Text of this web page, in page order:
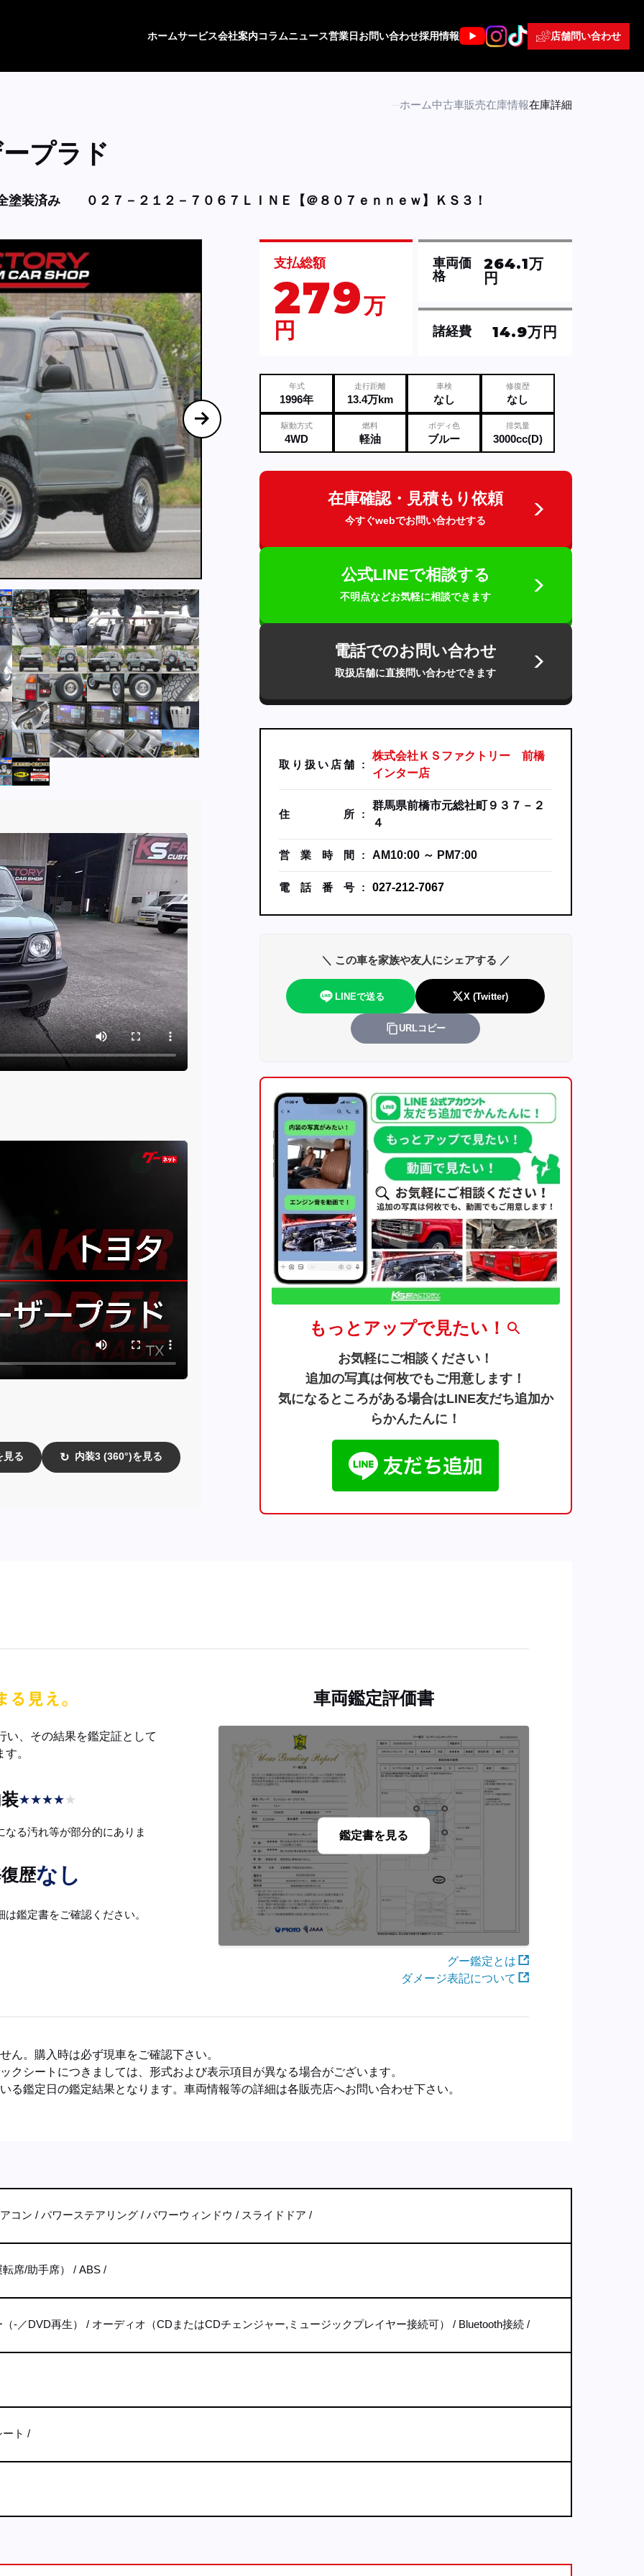
ホームサービス会社案内コラムニュース営業日 お問い合わせ採用情報 店舗問い合わせ
ホーム中古車販売在庫情報在庫詳細
プラド
塗装済み ０２７－２１２－７０６７ＬＩＮＥ【＠８０７ｅｎｎｅｗ】ＫＳ３！
見る ↻ 内装3 (360°)を見る
支払総額
279万
円
諸経費 14.9万円
車両価
格
264.1万
円
年式
1996年
走行距離
13.4万km
車検
なし
修復歴
なし
駆動方式
4WD
燃料
軽油
ボディ色
ブルー
排気量
3000cc(D)
在庫確認・見積もり依頼
今すぐwebでお問い合わせする
公式LINEで相談する
不明点などお気軽に相談できます
電話でのお問い合わせ
取扱店舗に直接問い合わせできます
取 り 扱 い 店舗
株式会社ＫＳファクトリー 前橋
インター店
住 所
群馬県前橋市元総社町９３７－２
４
営 業 時 間 AM10:00 ～ PM7:00
電 話 番 号 027-212-7067
＼ この車を家族や友人にシェアする ／
LINEで送る X (Twitter)
URLコピー
もっとアップで見たい！
お気軽にご相談ください！
追加の写真は何枚でもご用意します！
気になるところがある場合はLINE友だち追加か
らかんたんに！
い、その結果を鑑定証として
。
★★★★★
なる汚れ等が部分的にありま
歴なし
は鑑定書をご確認ください。
車両鑑定評価書
鑑定書を見る
グー鑑定とは
ダメージ表記について
。購入時は必ず現車をご確認下さい。
シートにつきましては、形式および表示項目が異なる場合がございます。
鑑定日の鑑定結果となります。車両情報等の詳細は各販売店へお問い合わせ下さい。
コン パワーステアリング パワーウィンドウ スライドドア
席/助手席） ABS
-／DVD再生） オーディオ（CDまたはCDチェンジャー,ミュージックプレイヤー接続可） Bluetooth接続
ト